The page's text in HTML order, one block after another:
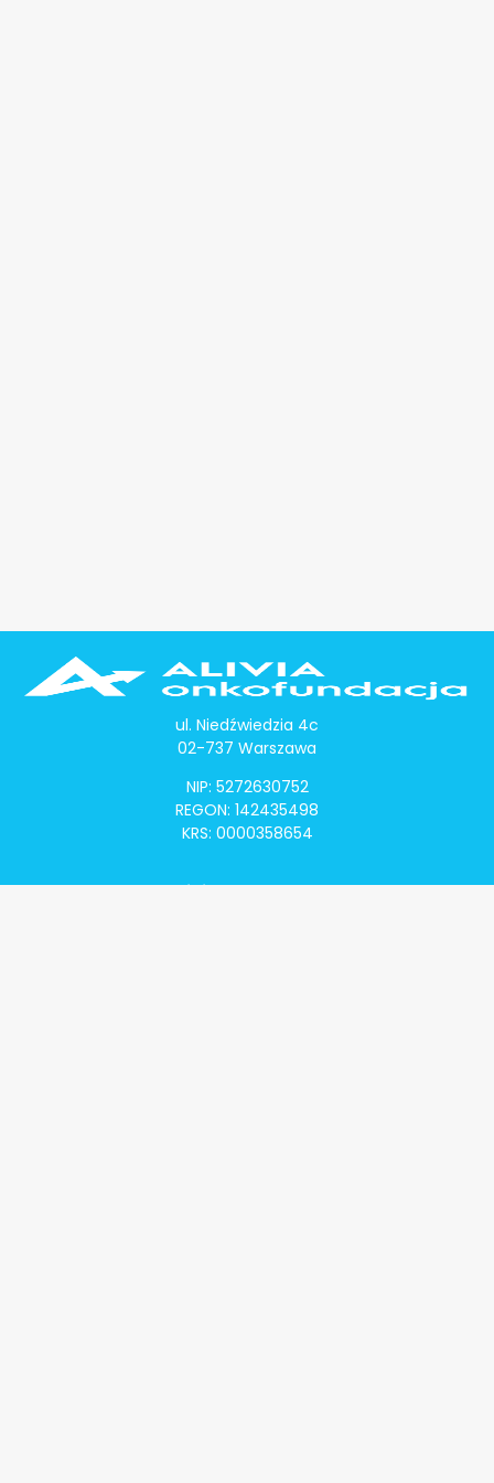
ul. Niedźwiedzia 4c
02-737 Warszawa
NIP: 5272630752
REGON: 142435498
KRS: 0000358654
Alivia Onkomapa